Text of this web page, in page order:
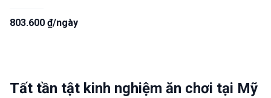
803.600 ₫/ngày
Tất tần tật kinh nghiệm ăn chơi tại Mỹ